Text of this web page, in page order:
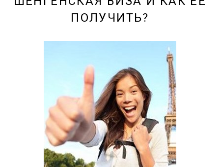
ПОЛУЧИТЬ?